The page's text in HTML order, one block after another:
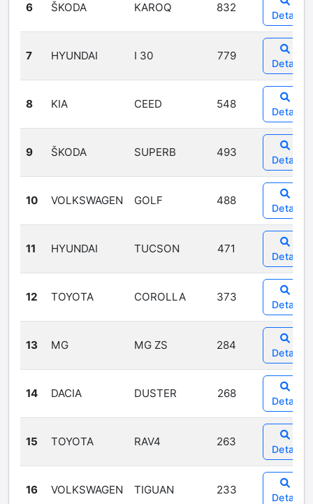
6 ŠKODA KAROQ 832
Detail
7 HYUNDAI I 30 779
Detail
8 KIA CEED 548
Detail
9 ŠKODA SUPERB 493
Detail
10 VOLKSWAGEN GOLF 488
Detail
11 HYUNDAI TUCSON 471
Detail
12 TOYOTA COROLLA 373
Detail
13 MG MG ZS 284
Detail
14 DACIA DUSTER 268
Detail
15 TOYOTA RAV4 263
Detail
16 VOLKSWAGEN TIGUAN 233
Detail